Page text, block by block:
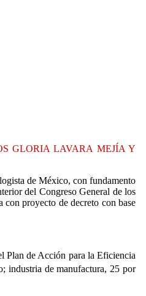
GLORIA LAVARA MEJÍA Y
de México, con fundamento
del Congreso General de los
proyecto de decreto con base
Plan de Acción para la Eficiencia
industria de manufactura, 25 por